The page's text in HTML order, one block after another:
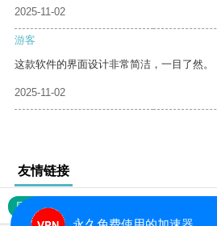
2025-11-02
游客
这款软件的界面设计非常简洁，一目了然。
2025-11-02
友情链接
网站地图